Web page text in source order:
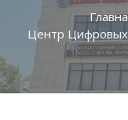
Центр